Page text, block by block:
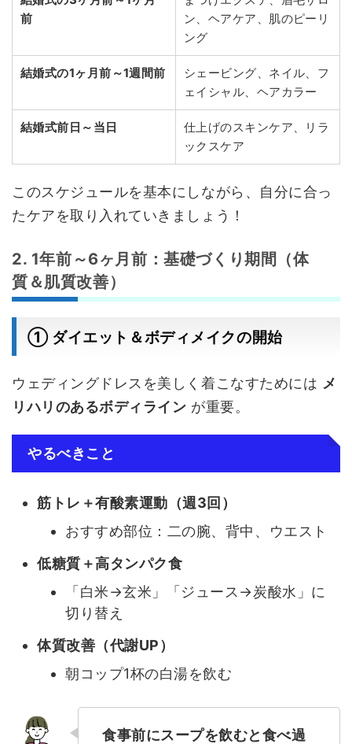
前
ン、ヘアケア、肌のピーリ
ング
結婚式の1ヶ月前～1週間前
シェービング、ネイル、フ
ェイシャル、ヘアカラー
結婚式前日～当日
仕上げのスキンケア、リラ
ックスケア
このスケジュールを基本にしながら、自分に合っ
たケアを取り入れていきましょう！
2. 1年前～6ヶ月前：基礎づくり期間（体
質＆肌質改善）
① ダイエット＆ボディメイクの開始
ウェディングドレスを美しく着こなすためには メ
リハリのあるボディライン が重要。
やるべきこと
筋トレ＋有酸素運動（週3回）
おすすめ部位：二の腕、背中、ウエスト
低糖質＋高タンパク食
「白米→玄米」「ジュース→炭酸水」に
切り替え
体質改善（代謝UP）
朝コップ1杯の白湯を飲む
食事前にスープを飲むと食べ過